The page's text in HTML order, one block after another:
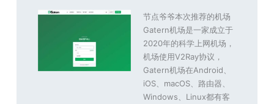
节点爷爷本次推荐的机场
Gatern机场是一家成立于
2020年的科学上网机场，
机场使用V2Ray协议，
Gatern机场在Android、
iOS、macOS、路由器、
Windows、Linux都有客